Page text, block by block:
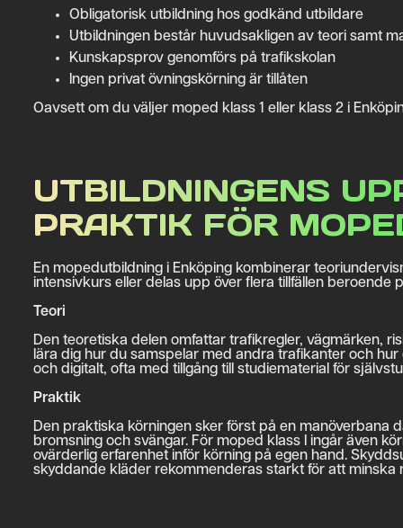
Obligatorisk utbildning hos godkänd utbildare
Utbildningen består huvudsakligen av teori samt
Kunskapsprov genomförs på trafikskolan
Ingen privat övningskörning är tillåten
Oavsett om du väljer moped klass 1 eller klass 2 i
UTBILDNINGENS
PRAKTIK FÖR
En mopedutbildning i Enköping kombinerar
intensivkurs eller delas upp över flera tillfällen beroende
Teori
Den teoretiska delen omfattar trafikregler, vägmärken,
lära dig hur du samspelar med andra trafikanter och
och digitalt, ofta med tillgång till studiematerial för
Praktik
Den praktiska körningen sker först på en
bromsning och svängar. För moped klass I ingår även
ovärderlig erfarenhet inför körning på egen hand.
skyddande kläder rekommenderas starkt för att minska